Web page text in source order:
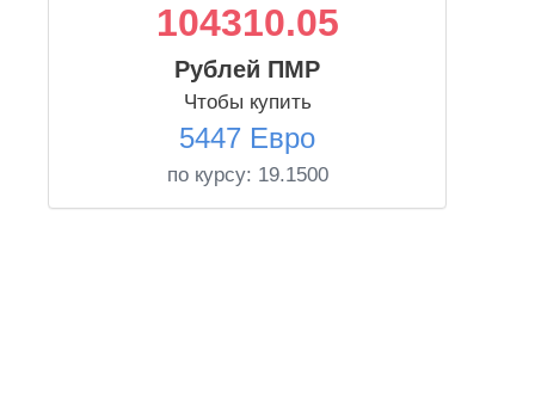
104310.05
Рублей ПМР
Чтобы купить
5447 Евро
по курсу: 19.1500